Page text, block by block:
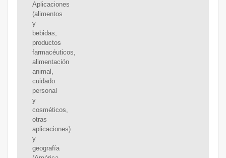
Aplicaciones
(alimentos
y
bebidas,
productos
farmacéuticos,
alimentación
animal,
cuidado
personal
y
cosméticos,
otras
aplicaciones)
y
geografía